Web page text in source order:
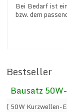
Bei Bedarf ist
bzw. dem
Bestseller
Bausatz
( 50W Kurzwellen-